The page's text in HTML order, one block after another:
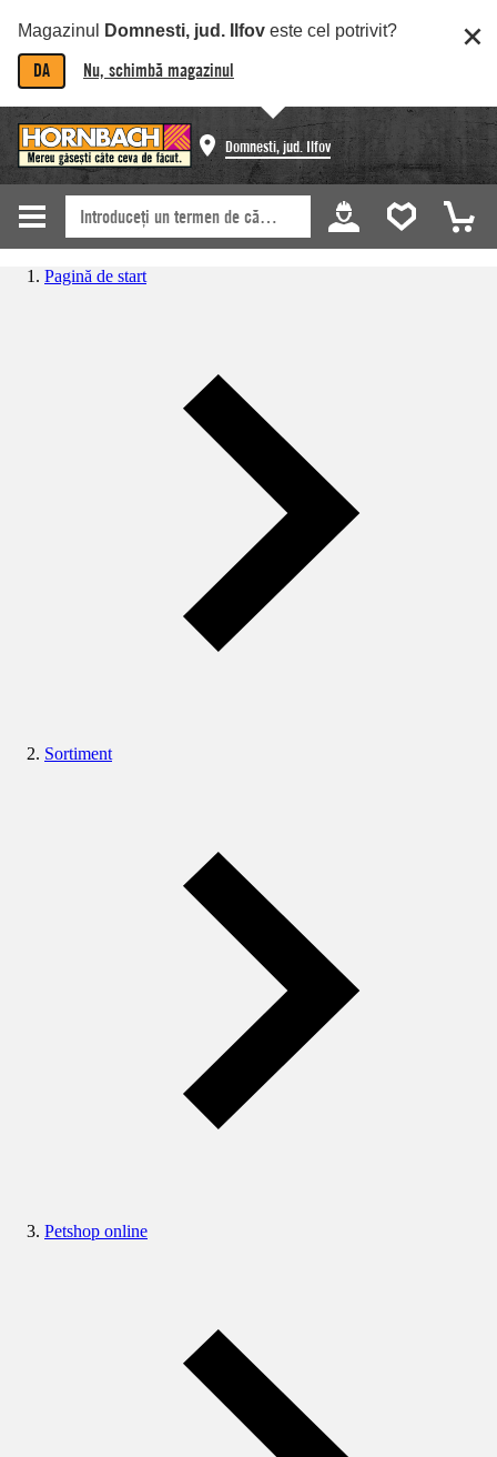
Magazinul Domnesti, jud. Ilfov este cel potrivit?
DA Nu, schimbă magazinul
Domnesti, jud. Ilfov
Pagină de start
Sortiment
Petshop online